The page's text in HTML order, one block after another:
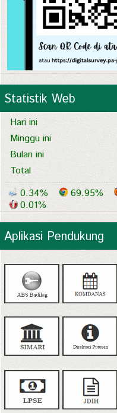
Statistik Web
Hari ini
Minggu ini
Bulan ini
Total
0.34%
69.95%
0.01%
Aplikasi Pendukung